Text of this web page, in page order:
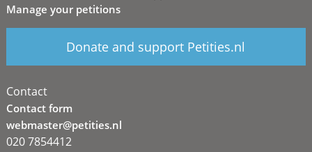
Manage your petitions
Donate and support Petities.nl
Contact
Contact form
webmaster@petities.nl
020 7854412